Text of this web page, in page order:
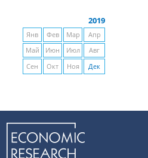
2019
Янв Фев Мар
Апр
Май
Июн Июл
Авг
Сен
Окт Ноя Дек